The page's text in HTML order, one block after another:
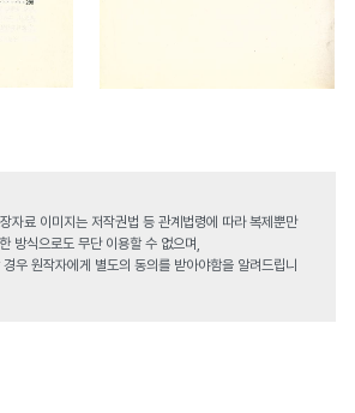
자료 이미지는 저작권법 등 관계법령에 따라 복제뿐만
방식으로도 무단 이용할 수 없으며,
우 원작자에게 별도의 동의를 받아야함을 알려드립니